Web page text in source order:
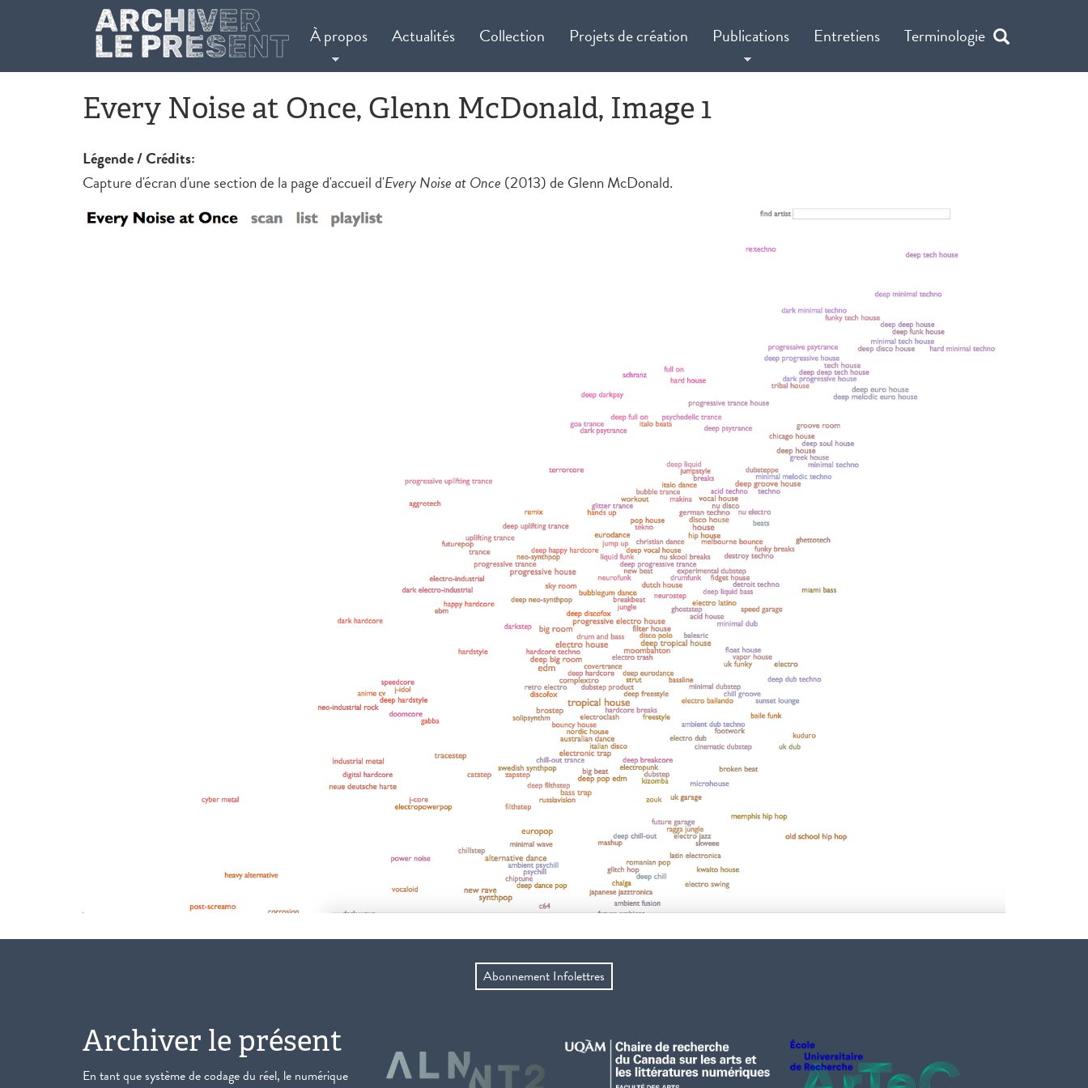
Aller au contenu principal
À propos Actualités Collection Projets de création Publications Entretiens Terminologie
Every Noise at Once, Glenn McDonald, Image 1
Légende / Crédits:
Capture d'écran d'une section de la page d'accueil d'Every Noise at Once (2013) de Glenn McDonald.
Abonnement Infolettres
Archiver le présent
En tant que système de codage du réel, le numérique